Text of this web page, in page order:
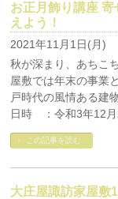
お正月飾り講座
えよう！
2021年11月1日(月)
秋が深まり、あちこ
屋敷では年末の事業
戸時代の風情ある建
日時 ：令和3年12月
この記事を読む
大庄屋諏訪家屋敷